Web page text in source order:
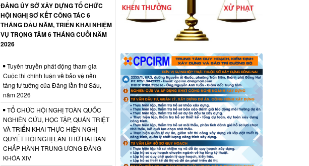
ĐẢNG ỦY SỞ XÂY DỰNG TỔ CHỨC
HỘI NGHỊ SƠ KẾT CÔNG TÁC 6
THÁNG ĐẦU NĂM, TRIỂN KHAI NHIỆM
VỤ TRỌNG TÂM 6 THÁNG CUỐI NĂM
2026
Tuyên truyền phát động tham gia
Cuộc thi chính luận về bảo vệ nền
tảng tư tưởng của Đảng lần thứ Sáu,
năm 2026
TỔ CHỨC HỘI NGHỊ TOÀN QUỐC
NGHIÊN CỨU, HỌC TẬP, QUÁN TRIỆT
VÀ TRIỂN KHAI THỰC HIỆN NGHỊ
QUYẾT HỘI NGHỊ LẦN THỨ HAI BAN
CHẤP HÀNH TRUNG ƯƠNG ĐẢNG
KHÓA XIV